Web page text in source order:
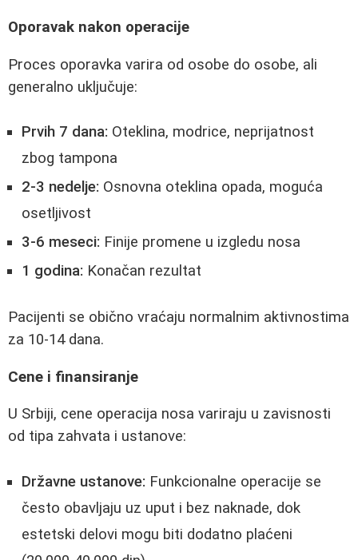
Oporavak nakon operacije
Proces oporavka varira od osobe do osobe, ali
generalno uključuje:
Prvih 7 dana: Oteklina, modrice, neprijatnost
zbog tampona
2-3 nedelje: Osnovna oteklina opada, moguća
osetljivost
3-6 meseci: Finije promene u izgledu nosa
1 godina: Konačan rezultat
Pacijenti se obično vraćaju normalnim aktivnostima
za 10-14 dana.
Cene i finansiranje
U Srbiji, cene operacija nosa variraju u zavisnosti
od tipa zahvata i ustanove:
Državne ustanove: Funkcionalne operacije se
često obavljaju uz uput i bez naknade, dok
estetski delovi mogu biti dodatno plaćeni